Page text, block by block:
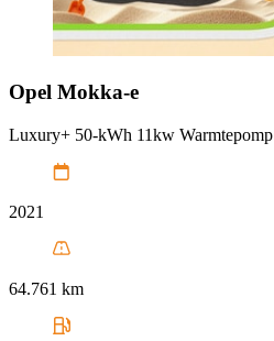
Opel Mokka-e
Luxury+ 50-kWh 11kw Warmtepomp
2021
64.761 km